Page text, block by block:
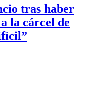
tras haber
la cárcel de